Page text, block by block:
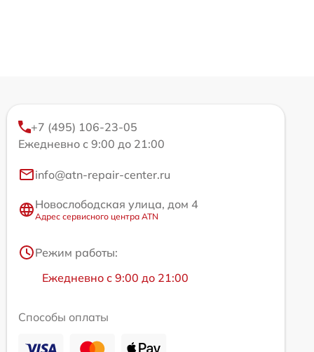
+7 (495) 106-23-05
Ежедневно с 9:00 до 21:00
info@atn-repair-center.ru
Новослободская улица, дом 4
Адрес сервисного центра ATN
Режим работы:
Ежедневно с 9:00 до 21:00
Способы оплаты